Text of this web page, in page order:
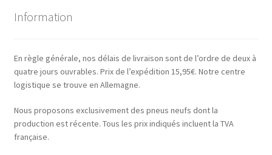
Information
En règle générale, nos délais de livraison sont de l’ordre de deux à
quatre jours ouvrables. Prix de l’expédition 15,95€. Notre centre
logistique se trouve en Allemagne.
Nous proposons exclusivement des pneus neufs dont la
production est récente. Tous les prix indiqués incluent la TVA
française.